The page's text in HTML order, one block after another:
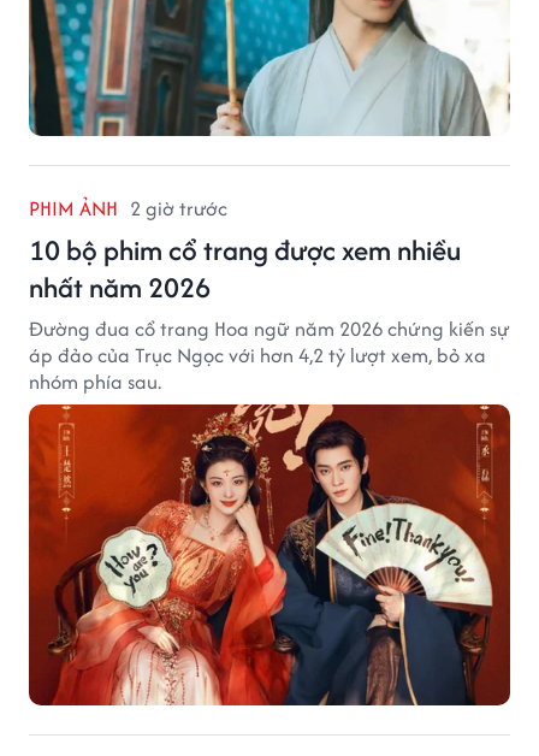
PHIM ẢNH 2 giờ trước
10 bộ phim cổ trang được xem nhiều
nhất năm 2026
Đường đua cổ trang Hoa ngữ năm 2026 chứng kiến sự
áp đảo của Trục Ngọc với hơn 4,2 tỷ lượt xem, bỏ xa
nhóm phía sau.